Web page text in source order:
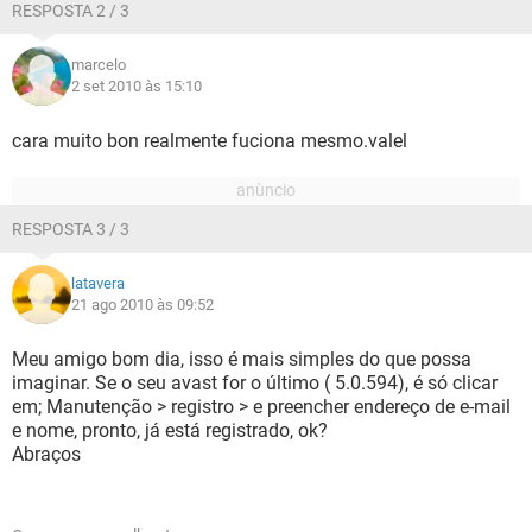
RESPOSTA 2 / 3
marcelo
2 set 2010 às 15:10
cara muito bon realmente fuciona mesmo.valel
RESPOSTA 3 / 3
latavera
21 ago 2010 às 09:52
Meu amigo bom dia, isso é mais simples do que possa
imaginar. Se o seu avast for o último ( 5.0.594), é só clicar
em; Manutenção > registro > e preencher endereço de e-mail
e nome, pronto, já está registrado, ok?
Abraços